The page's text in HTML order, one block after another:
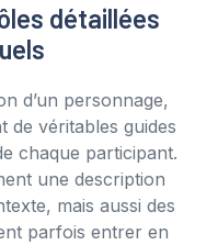
détaillées
d’un personnage,
de véritables guides
chaque participant.
une description
mais aussi des
parfois entrer en